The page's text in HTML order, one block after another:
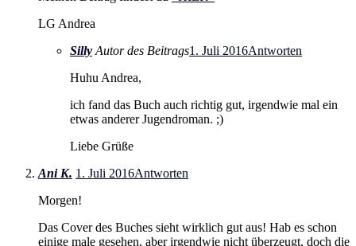
LG Andrea
Silly Autor des Beitrags1. Juli 2016Antworten
Huhu Andrea,
ich fand das Buch auch richtig gut, irgendwie mal ein
etwas anderer Jugendroman. ;)
Liebe Grüße
Ani K. 1. Juli 2016Antworten
Morgen!
Das Cover des Buches sieht wirklich gut aus! Hab es schon
einige male gesehen, aber irgendwie nicht überzeugt, doch die